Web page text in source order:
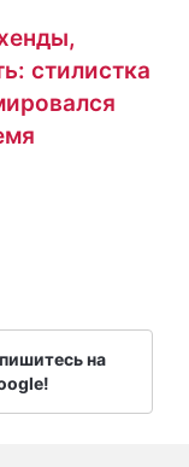
стилистка
на